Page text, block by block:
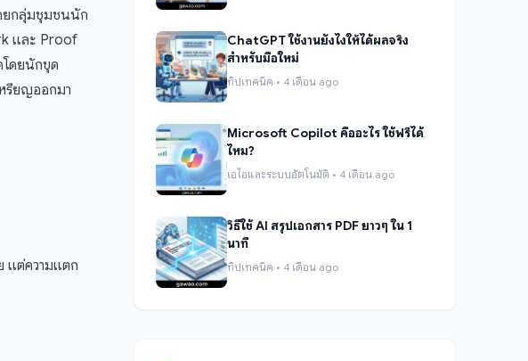
ยกลุ่มชุมชนนัก
และ Proof
ดยนักขุด
รียญออกมา
แต่ความแตก
ChatGPT ใช้งานยังไงให้ได้ผลจริง
สำหรับมือใหม่
ทิปเทคนิค • 4 เดือน ago
Microsoft Copilot คืออะไร ใช้ฟรีได้
ไหม?
เอไอและระบบอัตโนมัติ • 4 เดือน ago
วิธีใช้ AI สรุปเอกสาร PDF ยาวๆ ใน 1
นาที
ทิปเทคนิค • 4 เดือน ago